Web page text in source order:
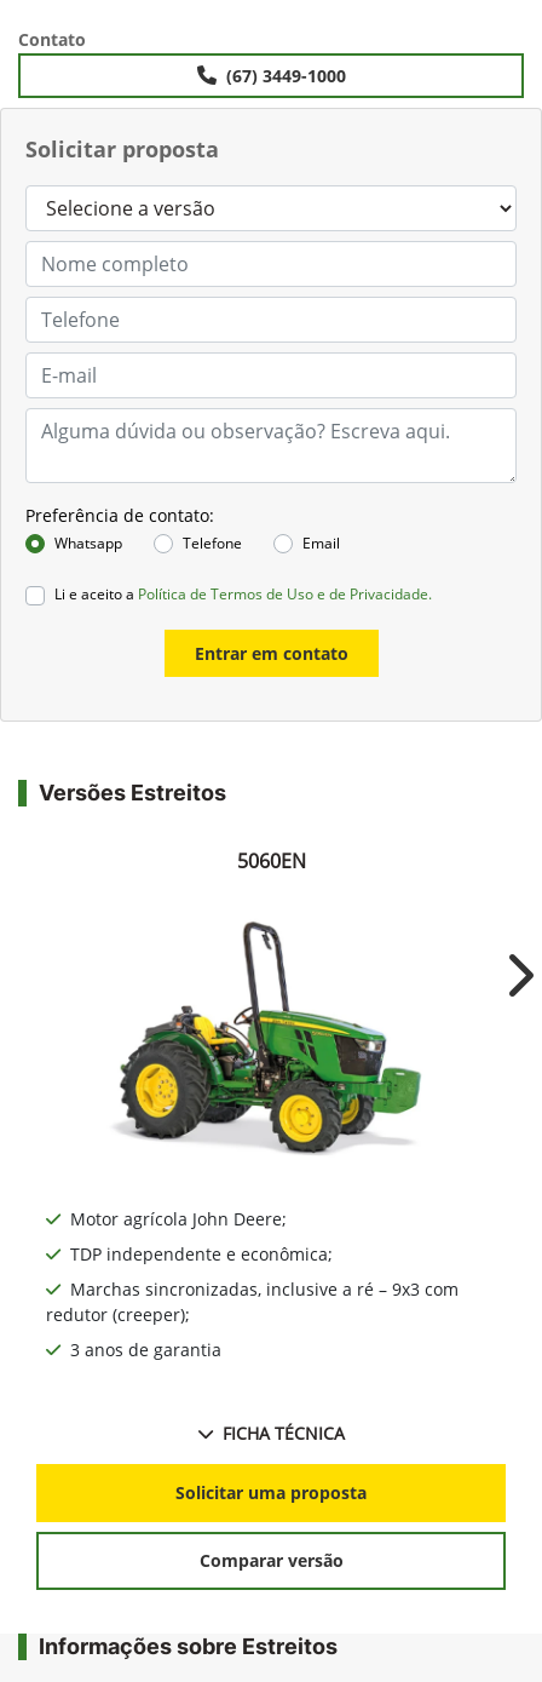
Solicitar proposta
Preferência de contato:
Whatsapp Telefone Email
Li e aceito a Política de Termos de Uso e de Privacidade.
Entrar em contato
Contato
(67) 3449-1000
Versões Estreitos
5060EN
Motor agrícola John Deere;
TDP independente e econômica;
Marchas sincronizadas, inclusive a ré – 9x3 com
redutor (creeper);
3 anos de garantia
FICHA TÉCNICA
Solicitar uma proposta
Comparar versão
Informações sobre Estreitos